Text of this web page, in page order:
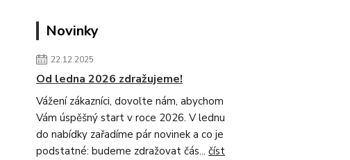
Novinky
22.12.2025
Od ledna 2026 zdražujeme!
Vážení zákazníci, dovolte nám, abychom
Vám úspěšný start v roce 2026. V lednu
do nabídky zařadíme pár novinek a co je
podstatné: budeme zdražovat čás... číst